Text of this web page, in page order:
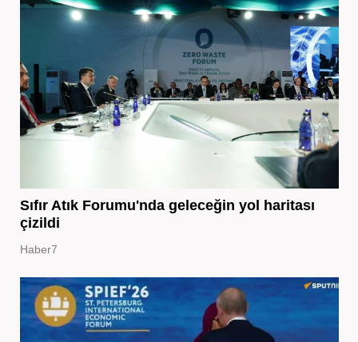
Sıfır Atık Forumu'nda geleceğin yol haritası
çizildi
Haber7